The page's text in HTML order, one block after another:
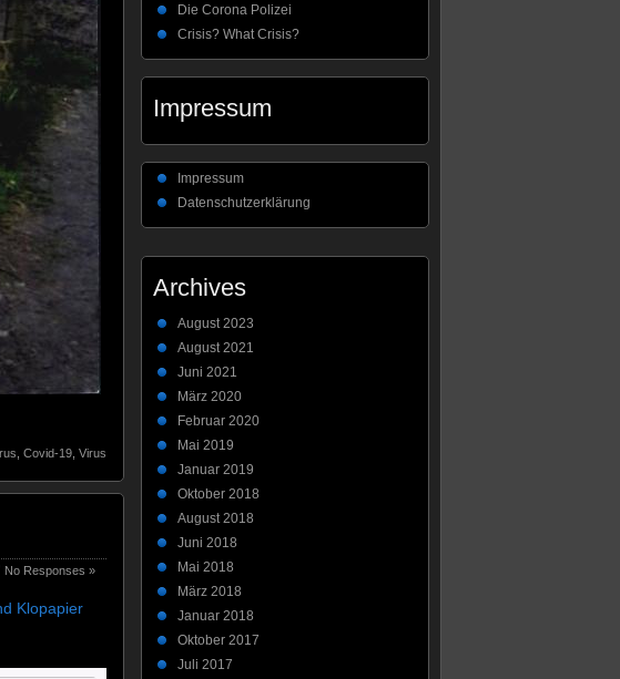
Covid-19 Virus
No Responses »
Klopapier
Die Corona Polizei
Crisis? What Crisis?
Impressum
Impressum
Datenschutzerklärung
Archives
August 2023
August 2021
Juni 2021
März 2020
Februar 2020
Mai 2019
Januar 2019
Oktober 2018
August 2018
Juni 2018
Mai 2018
März 2018
Januar 2018
Oktober 2017
Juli 2017